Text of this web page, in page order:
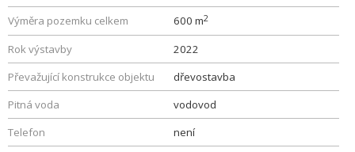
Výměra pozemku celkem 600 m2
Rok výstavby
2022
Převažující konstrukce objektu
dřevostavba
Pitná voda
vodovod
Telefon
není